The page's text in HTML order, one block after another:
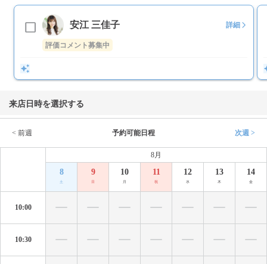
安江 三佳子 詳細
評価コメント募集中
来店日時を選択する
< 前週 予約可能日程 次週 >
8月
8
土
9
日
10
月
11
祝
12
水
13
木
14
金
10:00
10:30